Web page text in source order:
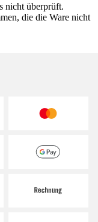
nicht überprüft.
die die Ware nicht